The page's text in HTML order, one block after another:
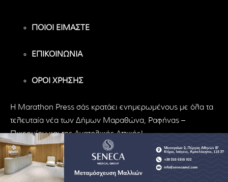
ΠΟΙΟΙ ΕΙΜΑΣΤΕ
ΕΠΙΚΟΙΝΩΝΙΑ
ΟΡΟΙ ΧΡΗΣΗΣ
H Marathon Press σάς κρατάει ενημερωμένους με όλα τα
τελευταία νέα των Δήμων Μαραθώνα, Ραφήνας –
Πικερμίου και της Ανατολικής Αττικής!
© Marathon Press | All Rights Reserved